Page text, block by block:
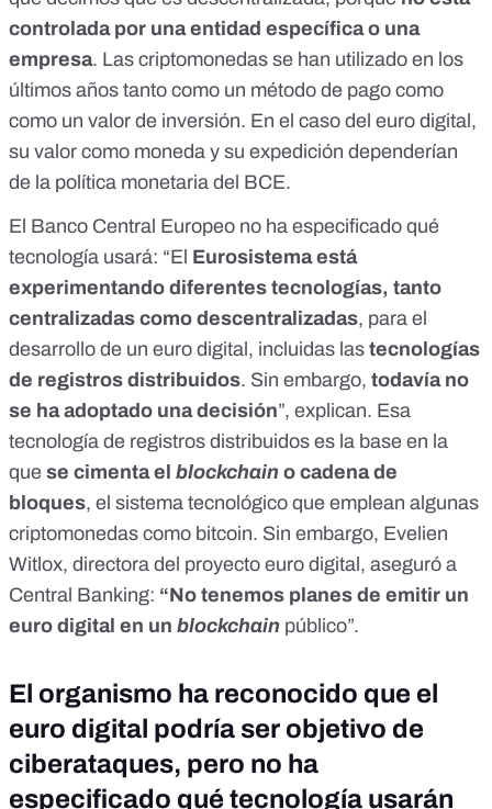
controlada por una entidad específica o una
empresa. Las criptomonedas se han utilizado en los
últimos años tanto como un método de pago como
como un valor de inversión. En el caso del euro digital,
su valor como moneda y su expedición dependerían
de la política monetaria del BCE.
El Banco Central Europeo no ha especificado qué
tecnología usará: “El Eurosistema está
experimentando diferentes tecnologías, tanto
centralizadas como descentralizadas, para el
desarrollo de un euro digital, incluidas las tecnologías
de registros distribuidos. Sin embargo, todavía no
se ha adoptado una decisión”, explican. Esa
tecnología de registros distribuidos es la base en la
que se cimenta el blockchain o cadena de
bloques, el sistema tecnológico que emplean algunas
criptomonedas como bitcoin. Sin embargo, Evelien
Witlox, directora del proyecto euro digital, aseguró a
Central Banking: “No tenemos planes de emitir un
euro digital en un blockchain público”.
El organismo ha reconocido que el
euro digital podría ser objetivo de
ciberataques, pero no ha
especificado qué tecnología usarán